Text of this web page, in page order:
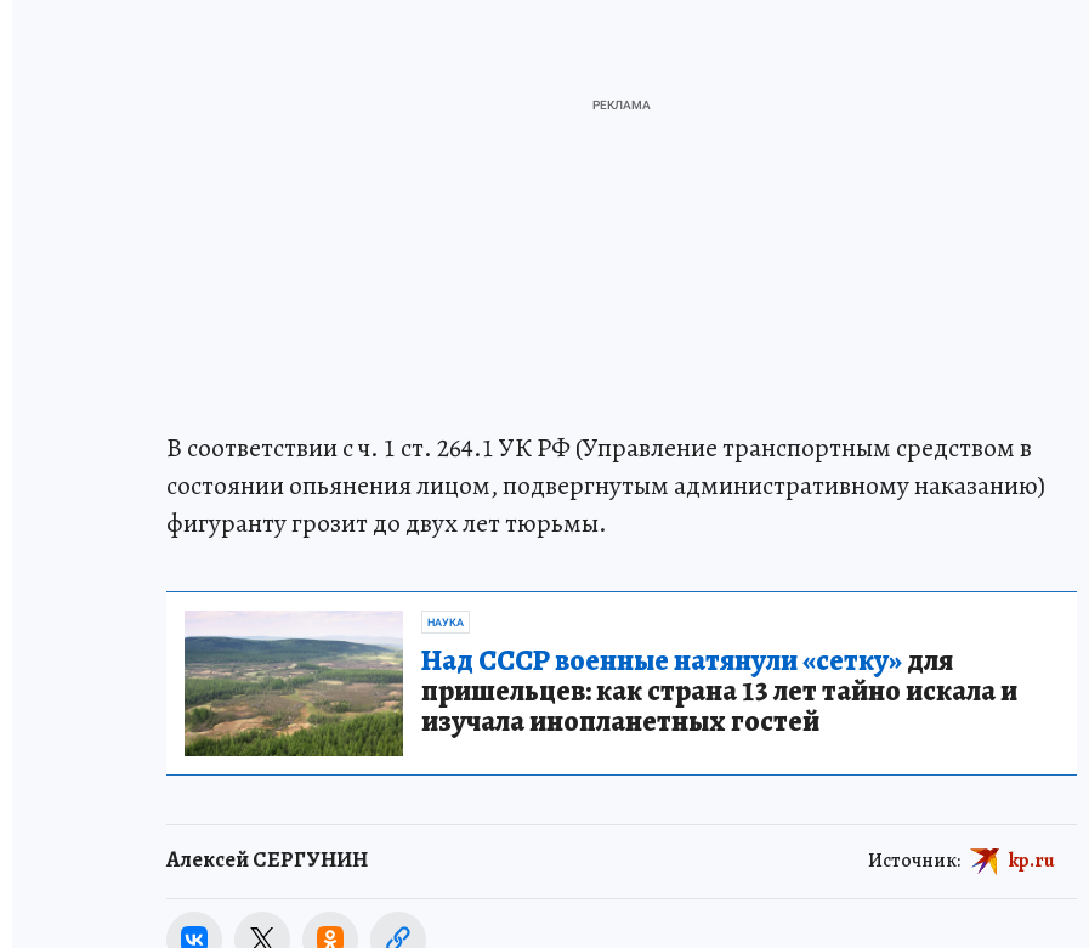
В соответствии с ч. 1 ст. 264.1 УК РФ (Управление транспортным средством в
состоянии опьянения лицом, подвергнутым административному наказанию)
фигуранту грозит до двух лет тюрьмы.
НАУКА
Над СССР военные натянули «сетку»для
пришельцев: как страна 13 лет тайно искала и
изучала инопланетных гостей
Алексей СЕРГУНИН Источник: kp.ru